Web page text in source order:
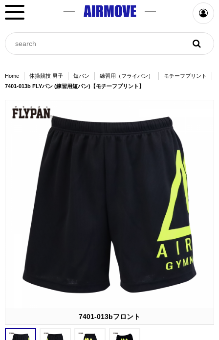
Home 体操競技 男子 短パン 練習用（フライパン）
モチーフプリント
7401-013b FLYパン (練習用短パン)【モチーフプリント】
7401-013bフロント